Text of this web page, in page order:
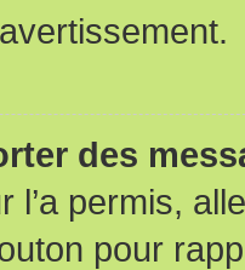
des
l’a permis,
pour